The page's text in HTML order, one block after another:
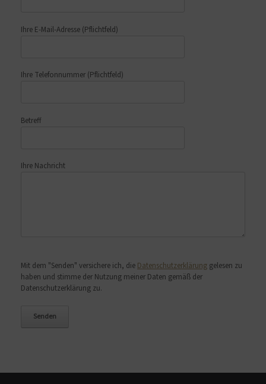
Ihre E-Mail-Adresse (Pflichtfeld)
Ihre Telefonnummer (Pflichtfeld)
Betreff
Ihre Nachricht
Mit dem "Senden" versichere ich, die Datenschutzerklärung gelesen zu
haben und stimme der Nutzung meiner Daten gemäß der
Datenschutzerklärung zu.